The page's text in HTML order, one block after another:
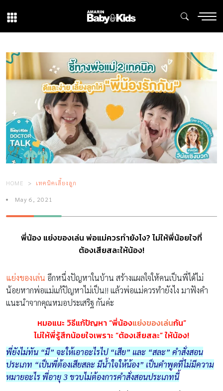
HOME เทคนิคเลี้ยงลูก
May 6, 2021
พี่น้อง แย่งของเล่น พ่อแม่ควรทำยังไง? ไม่ให้พี่น้อยใจที่
ต้องเสียสละให้น้อง!
แย่งของเล่น อีกหนึ่งปัญหาในบ้าน สร้างแผลใจให้คนเป็นพี่ได้ไม่
น้อยหากพ่อแม่แก้ปัญหาไม่เป็น!! แล้วพ่อแม่ควรทำยังไง มาฟังคำ
แนะนำจากคุณหมอประเสริฐ กันค่ะ
หมอแนะ วิธีแก้ปัญหา “พี่น้องแย่งของเล่นกัน”
ไม่ให้พี่รู้สึกน้อยใจเพราะ “ต้องเสียสละ” ให้น้อง!
พี่ยังไม่ทัน “มี” จะให้เอาอะไรไป “เสีย” และ “สละ” คำสั่งสอน
ประเภท “เป็นพี่ต้องเสียสละ มีน้ำใจให้น้อง” เป็นคำพูดที่ไม่มีความ
หมายอะไร พี่อายุ 3 ขวบไม่ต้องการคำสั่งสอนประเภทนี้